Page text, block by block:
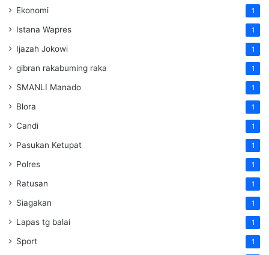
Ekonomi 1
Istana Wapres 1
Ijazah Jokowi 1
gibran rakabuming raka 1
SMANLI Manado 1
Blora 1
Candi 1
Pasukan Ketupat 1
Polres 1
Ratusan 1
Siagakan 1
Lapas tg balai 1
Sport 1